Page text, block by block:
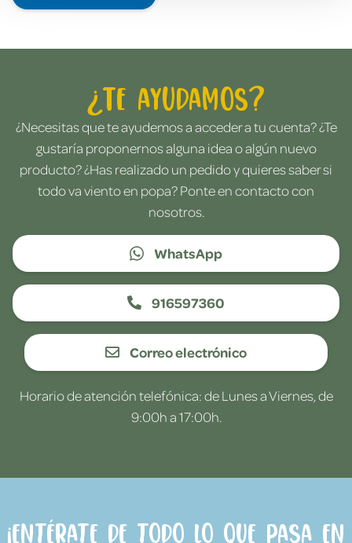
¿Te ayudamos?
¿Necesitas que te ayudemos a acceder a tu cuenta? ¿Te
gustaría proponernos alguna idea o algún nuevo
producto? ¿Has realizado un pedido y quieres saber si
todo va viento en popa? Ponte en contacto con
nosotros.
WhatsApp
916597360
Correo electrónico
Horario de atención telefónica: de Lunes a Viernes, de
9:00h a 17:00h.
¡Entérate de todo lo que pasa en